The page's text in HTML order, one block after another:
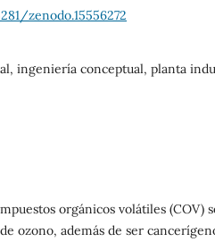
zenodo.15556272
ingeniería conceptual, planta
orgánicos volátiles (COV)
ozono, además de ser